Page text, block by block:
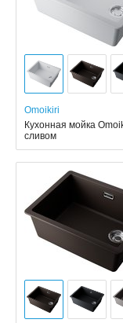
Omoikiri
Кухонная мойка
сливом